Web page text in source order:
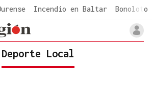
Incendio en Baltar Bonoloto
Deporte Local